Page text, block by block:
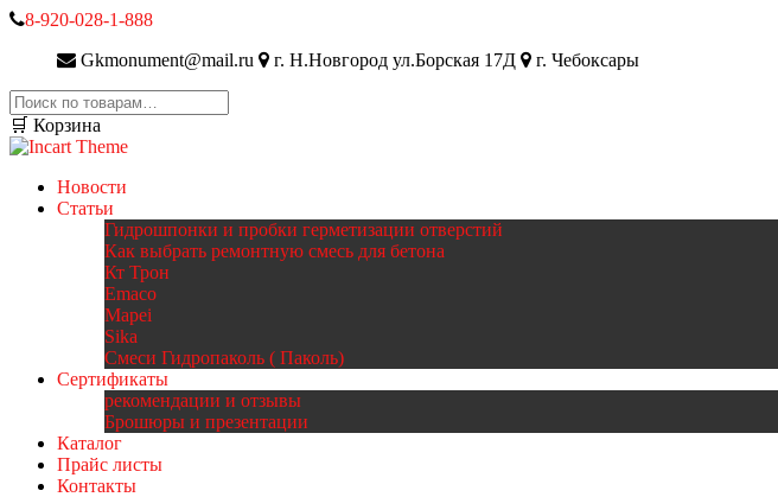
8-920-028-1-888
Gkmonument@mail.ru
г. Н.Новгород ул.Борская 17Д
г. Чебоксары
Искать:
🛒 Корзина
Новости
Статьи
Гидрошпонки и пробки герметизации отверстий
Как выбрать ремонтную смесь для бетона
Кт Трон
Emaco
Mapei
Sika
Смеси Гидропаколь ( Паколь)
Сертификаты
рекомендации и отзывы
Брошюры и презентации
Каталог
Прайс листы
Контакты